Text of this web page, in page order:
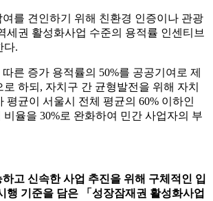
를 견인하기 위해 친환경 인증이나 관광
세권 활성화사업 수준의 용적률 인센티브
다.
른 증가 용적률의 50%를 공공기여로 제
하되, 자치구 간 균형발전을 위해 자치
평균이 서울시 전체 평균의 60% 이하인
율을 30%로 완화하여 민간 사업자의 부
고 신속한 사업 추진을 위해 구체적인 입
행 기준을 담은
「 성장잠재권 활성화사업